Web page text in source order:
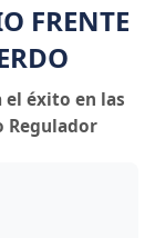
FRENTE
éxito en las
Regulador